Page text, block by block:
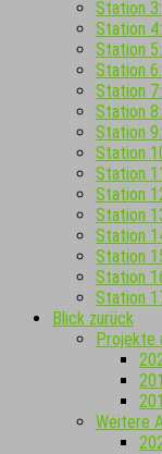
Station
Station
Station
Station
Station
Station
Station
Station
Station
Station
Station
Station
Station
Station
Station
Blick zurück
Projekte
Weitere